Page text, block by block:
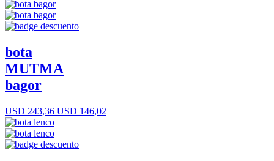
bota
MUTMA
bagor
USD 243,36 USD 146,02